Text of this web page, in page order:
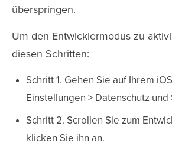
überspringen.
Um den Entwicklermodus zu
diesen Schritten:
Schritt 1. Gehen Sie auf Ihrem
Einstellungen > Datenschutz und
Schritt 2. Scrollen Sie zum
klicken Sie ihn an.